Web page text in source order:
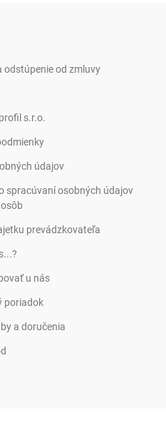
odstúpenie od zmluvy
s.r.o.
údajov
spracúvaní osobných údajov
prevádzkovateľa
u nás
poriadok
a doručenia